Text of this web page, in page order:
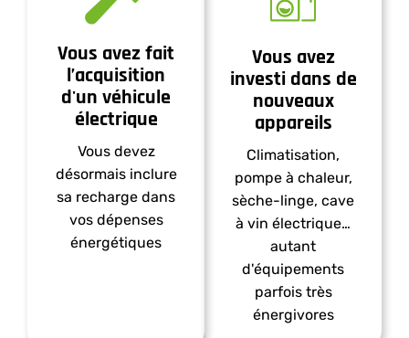
Vous avez fait
l’acquisition
d'un véhicule
électrique
Vous devez
désormais inclure
sa recharge dans
vos dépenses
énergétiques​
Vous avez
investi dans de
nouveaux
appareils
Climatisation,
pompe à chaleur,
sèche-linge, cave
à vin électrique…
autant
d'équipements
parfois très
énergivores​